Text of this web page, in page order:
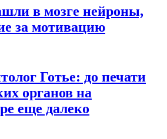
в мозге нейроны,
за мотивацию
Готье: до печати
органов на
еще далеко